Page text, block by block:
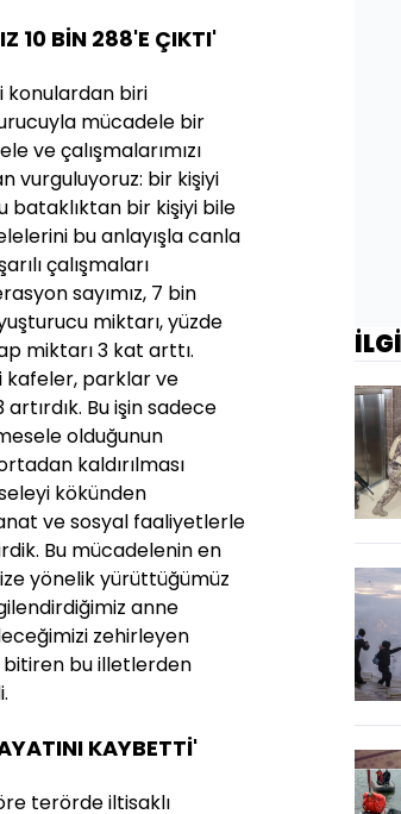
10 BİN 288'E ÇIKTI'
konulardan biri
mücadele bir
ve çalışmalarımızı
vurguluyoruz: bir kişiyi
bataklıktan bir kişiyi bile
bu anlayışla canla
çalışmaları
sayımız, 7 bin
miktarı, yüzde
miktarı 3 kat arttı.
kafeler, parklar ve
Bu işin sadece
olduğunun
kaldırılması
kökünden
ve sosyal faaliyetlerle
Bu mücadelenin en
yönelik yürüttüğümüz
anne
zehirleyen
bu illetlerden
KAYBETTİ'
terörde iltisaklı